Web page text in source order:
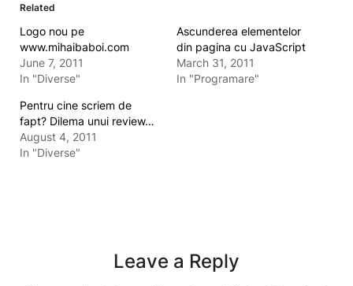
Related
Logo nou pe
www.mihaibaboi.com
June 7, 2011
In "Diverse"
Ascunderea elementelor
din pagina cu JavaScript
March 31, 2011
In "Programare"
Pentru cine scriem de
fapt? Dilema unui review…
August 4, 2011
In "Diverse"
Leave a Reply